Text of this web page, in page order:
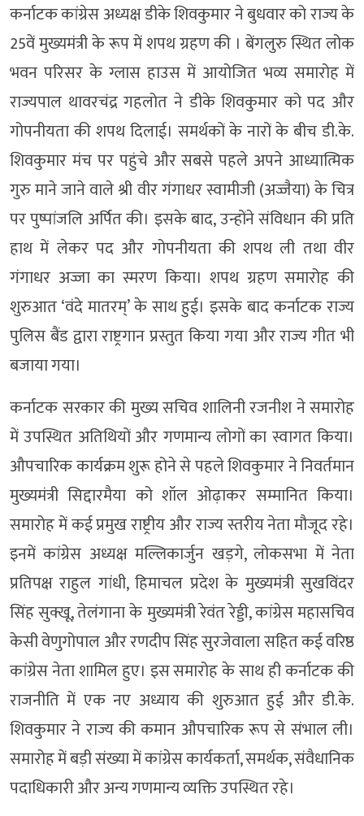
कर्नाटक कांग्रेस अध्यक्ष डीके शिवकुमार ने बुधवार को राज्य के
25वें मुख्यमंत्री के रूप में शपथ ग्रहण की । बेंगलुरु स्थित लोक
भवन परिसर के ग्लास हाउस में आयोजित भव्य समारोह में
राज्यपाल थावरचंद्र गहलोत ने डीके शिवकुमार को पद और
गोपनीयता की शपथ दिलाई। समर्थकों के नारों के बीच डी.के.
शिवकुमार मंच पर पहुंचे और सबसे पहले अपने आध्यात्मिक
गुरु माने जाने वाले श्री वीर गंगाधर स्वामीजी (अज्जैया) के चित्र
पर पुष्पांजलि अर्पित की। इसके बाद, उन्होंने संविधान की प्रति
हाथ में लेकर पद और गोपनीयता की शपथ ली तथा वीर
गंगाधर अज्जा का स्मरण किया। शपथ ग्रहण समारोह की
शुरुआत ‘वंदे मातरम्’ के साथ हुई। इसके बाद कर्नाटक राज्य
पुलिस बैंड द्वारा राष्ट्रगान प्रस्तुत किया गया और राज्य गीत भी
बजाया गया।
कर्नाटक सरकार की मुख्य सचिव शालिनी रजनीश ने समारोह
में उपस्थित अतिथियों और गणमान्य लोगों का स्वागत किया।
औपचारिक कार्यक्रम शुरू होने से पहले शिवकुमार ने निवर्तमान
मुख्यमंत्री सिद्दारमैया को शॉल ओढ़ाकर सम्मानित किया।
समारोह में कई प्रमुख राष्ट्रीय और राज्य स्तरीय नेता मौजूद रहे।
इनमें कांग्रेस अध्यक्ष मल्लिकार्जुन खड़गे, लोकसभा में नेता
प्रतिपक्ष राहुल गांधी, हिमाचल प्रदेश के मुख्यमंत्री सुखविंदर
सिंह सुक्खू, तेलंगाना के मुख्यमंत्री रेवंत रेड्डी, कांग्रेस महासचिव
केसी वेणुगोपाल और रणदीप सिंह सुरजेवाला सहित कई वरिष्ठ
कांग्रेस नेता शामिल हुए। इस समारोह के साथ ही कर्नाटक की
राजनीति में एक नए अध्याय की शुरुआत हुई और डी.के.
शिवकुमार ने राज्य की कमान औपचारिक रूप से संभाल ली।
समारोह में बड़ी संख्या में कांग्रेस कार्यकर्ता, समर्थक, संवैधानिक
पदाधिकारी और अन्य गणमान्य व्यक्ति उपस्थित रहे।